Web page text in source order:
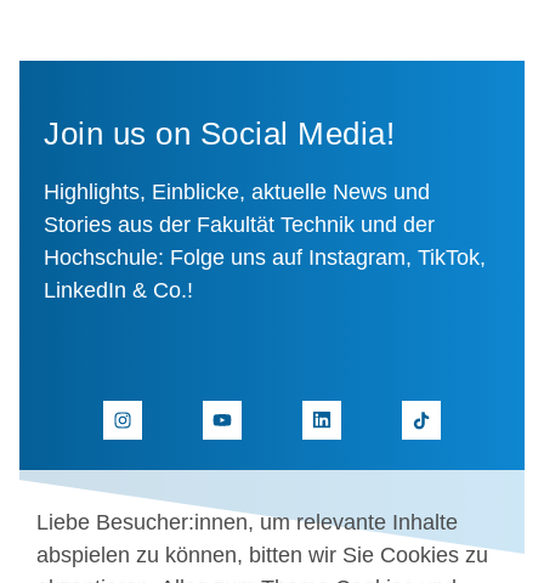
Join us on Social Media!
Highlights, Einblicke, aktuelle News und
Stories aus der Fakultät Technik und der
Hochschule: Folge uns auf Instagram, TikTok,
LinkedIn & Co.!
Liebe Besucher:innen, um relevante Inhalte
abspielen zu können, bitten wir Sie Cookies zu